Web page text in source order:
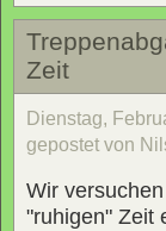
Zeit
Dienstag,
gepostet von
Wir
"ruhigen" Zeit